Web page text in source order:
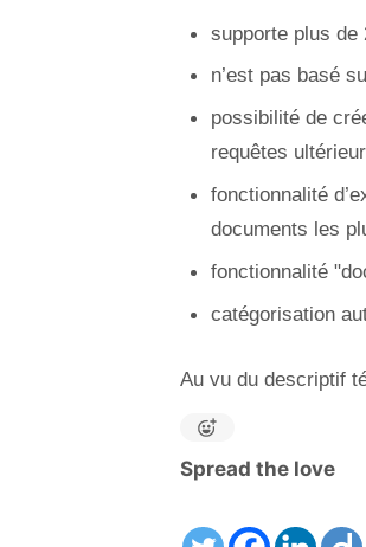
supporte plus de
n’est pas basé
possibilité de
requêtes
fonctionnalité
documents les
fonctionnalité
catégorisation
Au vu du descriptif
Spread the love